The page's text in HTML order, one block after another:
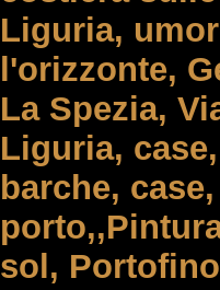
Liguria,
l'orizzonte,
La Spezia,
Liguria,
barche,
sol,